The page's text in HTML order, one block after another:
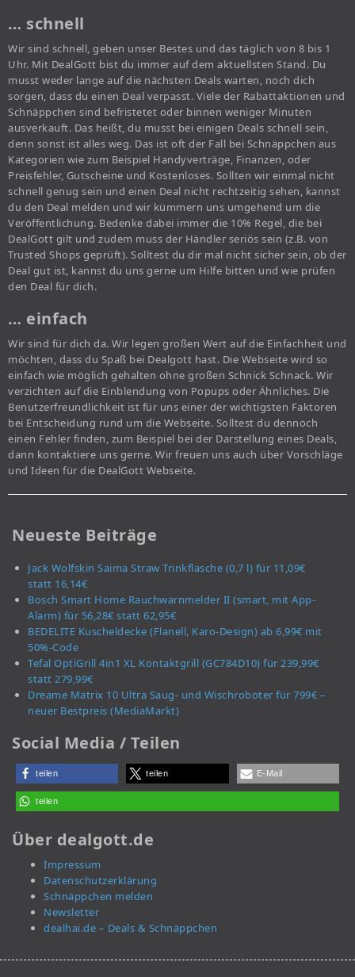
… schnell
Wir sind schnell, geben unser Bestes und das täglich von 8 bis 1
Uhr. Mit DealGott bist du immer auf dem aktuellsten Stand. Du
musst weder lange auf die nächsten Deals warten, noch dich
sorgen, dass du einen Deal verpasst. Viele der Rabattaktionen und
Schnäppchen sind befristetet oder binnen weniger Minuten
ausverkauft. Das heißt, du musst bei einigen Deals schnell sein,
denn sonst ist alles weg. Das ist oft der Fall bei Schnäppchen aus
Kategorien wie zum Beispiel Handyverträge, Finanzen, oder
Preisfehler, Gutscheine und Kostenloses. Sollten wir einmal nicht
schnell genug sein und einen Deal nicht rechtzeitig sehen, kannst
du den Deal melden und wir kümmern uns umgehend um die
Veröffentlichung. Bedenke dabei immer die 10% Regel, die bei
DealGott gilt und zudem muss der Händler seriös sein (z.B. von
Trusted Shops geprüft). Solltest du dir mal nicht sicher sein, ob der
Deal gut ist, kannst du uns gerne um Hilfe bitten und wie prüfen
den Deal für dich.
… einfach
Wir sind für dich da. Wir legen großen Wert auf die Einfachheit und
möchten, dass du Spaß bei Dealgott hast. Die Webseite wird so
einfach wie möglich gehalten ohne großen Schnick Schnack. Wir
verzichten auf die Einblendung von Popups oder Ähnliches. Die
Benutzerfreundlichkeit ist für uns einer der wichtigsten Faktoren
bei Entscheidung rund um die Webseite. Solltest du dennoch
einen Fehler finden, zum Beispiel bei der Darstellung eines Deals,
dann kontaktiere uns gerne. Wir freuen uns auch über Vorschläge
und Ideen für die DealGott Webseite.
Neueste Beiträge
Jack Wolfskin Saima Straw Trinkflasche (0,7 l) für 11,09€
statt 16,14€
Bosch Smart Home Rauchwarnmelder II (smart, mit App-
Alarm) für 56,28€ statt 62,95€
BEDELITE Kuscheldecke (Flanell, Karo-Design) ab 6,99€ mit
50%-Code
Tefal OptiGrill 4in1 XL Kontaktgrill (GC784D10) für 239,99€
statt 279,99€
Dreame Matrix 10 Ultra Saug- und Wischroboter für 799€ –
neuer Bestpreis (MediaMarkt)
Social Media / Teilen
teilen teilen E-Mail
teilen
Über dealgott.de
Impressum
Datenschutzerklärung
Schnäppchen melden
Newsletter
dealhai.de – Deals & Schnäppchen